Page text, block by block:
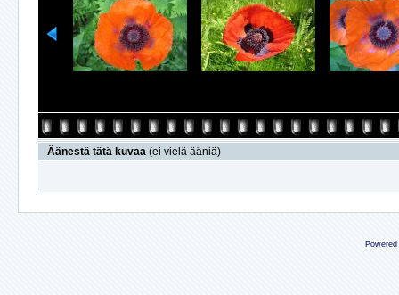
Äänestä tätä kuvaa (ei vielä ääniä)